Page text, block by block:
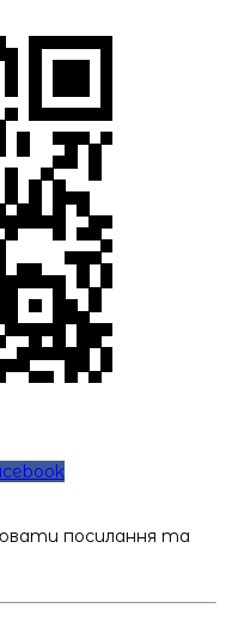
посилання та